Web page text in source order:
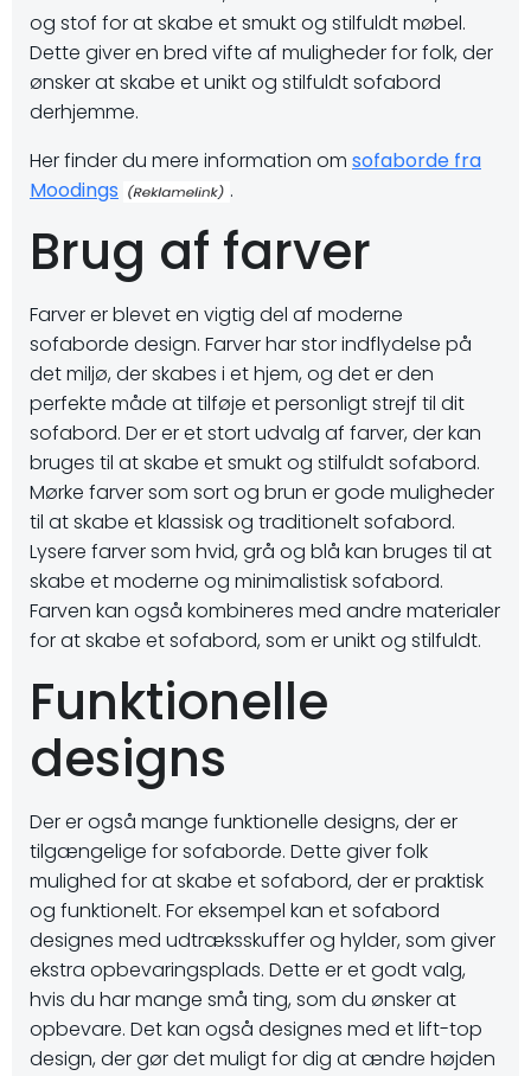
og stof for at skabe et smukt og stilfuldt møbel.
Dette giver en bred vifte af muligheder for folk, der
ønsker at skabe et unikt og stilfuldt sofabord
derhjemme.
Her finder du mere information om sofaborde fra
Moodings
.
Brug af farver
Farver er blevet en vigtig del af moderne
sofaborde design. Farver har stor indflydelse på
det miljø, der skabes i et hjem, og det er den
perfekte måde at tilføje et personligt strejf til dit
sofabord. Der er et stort udvalg af farver, der kan
bruges til at skabe et smukt og stilfuldt sofabord.
Mørke farver som sort og brun er gode muligheder
til at skabe et klassisk og traditionelt sofabord.
Lysere farver som hvid, grå og blå kan bruges til at
skabe et moderne og minimalistisk sofabord.
Farven kan også kombineres med andre materialer
for at skabe et sofabord, som er unikt og stilfuldt.
Funktionelle
designs
Der er også mange funktionelle designs, der er
tilgængelige for sofaborde. Dette giver folk
mulighed for at skabe et sofabord, der er praktisk
og funktionelt. For eksempel kan et sofabord
designes med udtræksskuffer og hylder, som giver
ekstra opbevaringsplads. Dette er et godt valg,
hvis du har mange små ting, som du ønsker at
opbevare. Det kan også designes med et lift-top
design, der gør det muligt for dig at ændre højden